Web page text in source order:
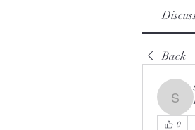
Back
0